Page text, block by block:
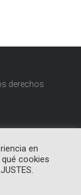
derechos
de Privacidad
en
cookies